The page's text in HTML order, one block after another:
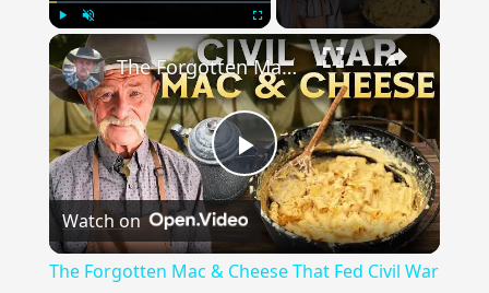
Play Unmute Fullscreen ×
Play
Video
The Forgotten Mac & Cheese That Fed Civil War Soldiers
Watch on
The Forgotten Mac & Cheese That Fed Civil War